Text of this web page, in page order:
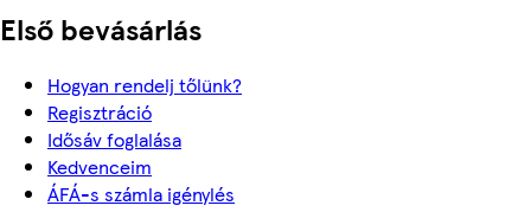
Első bevásárlás
Hogyan rendelj tőlünk?
Regisztráció
Idősáv foglalása
Kedvenceim
ÁFÁ-s számla igénylés